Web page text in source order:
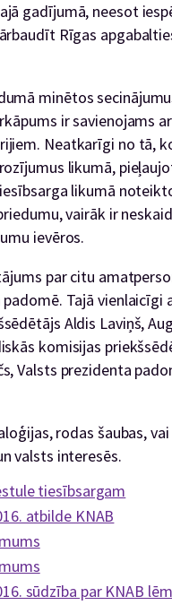
gadījumā, neesot
Rīgas
minētos
ir savienojams
Neatkarīgi no tā,
likumā,
likumā
vairāk ir
ievēros.
par citu
Tajā vienlaicīgi
Aldis Laviņš,
komisijas
Valsts prezidenta
rodas šaubas,
valsts interesēs.
tiesībsargam
atbilde KNAB
sūdzība par KNAB